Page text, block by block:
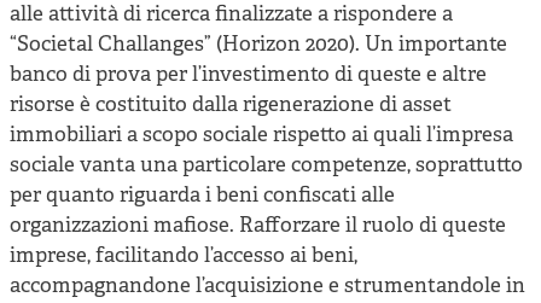
alle attività di ricerca finalizzate a rispondere a
“Societal Challanges” (Horizon 2020). Un importante
banco di prova per l’investimento di queste e altre
risorse è costituito dalla rigenerazione di asset
immobiliari a scopo sociale rispetto ai quali l’impresa
sociale vanta una particolare competenze, soprattutto
per quanto riguarda i beni confiscati alle
organizzazioni mafiose. Rafforzare il ruolo di queste
imprese, facilitando l’accesso ai beni,
accompagnandone l’acquisizione e strumentandole in